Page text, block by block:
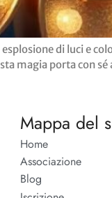
di luci e
magia porta con
Mappa del
Home
Associazione
Blog